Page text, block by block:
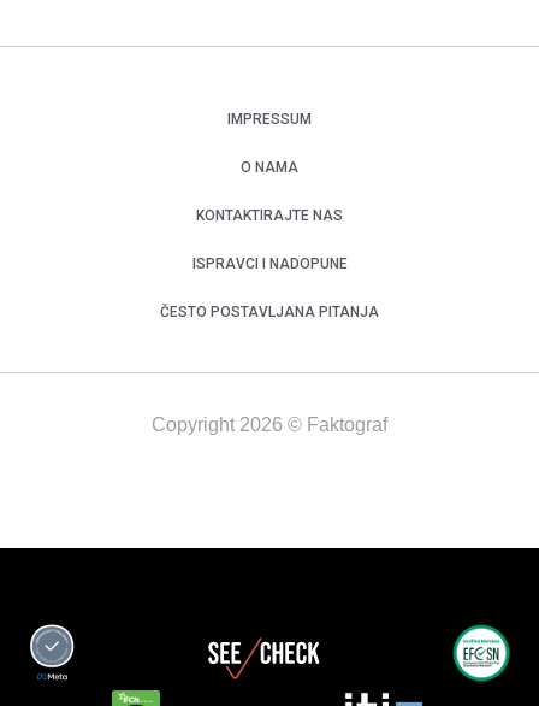
IMPRESSUM
O NAMA
KONTAKTIRAJTE NAS
ISPRAVCI I NADOPUNE
ČESTO POSTAVLJANA PITANJA
Copyright 2026 © Faktograf